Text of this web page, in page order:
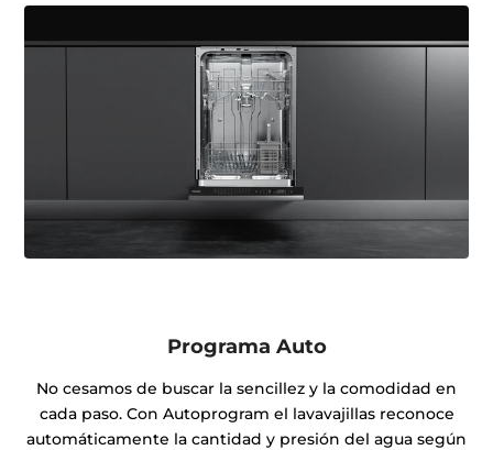
Programa Auto
No cesamos de buscar la sencillez y la comodidad en
cada paso. Con Autoprogram el lavavajillas reconoce
automáticamente la cantidad y presión del agua según